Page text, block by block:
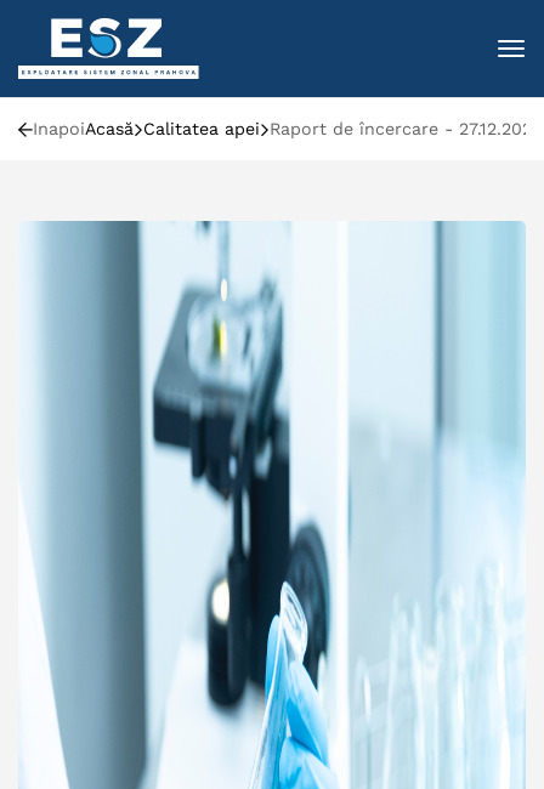
InapoiAcasă Calitatea apei Raport de încercare - 27.12.2021